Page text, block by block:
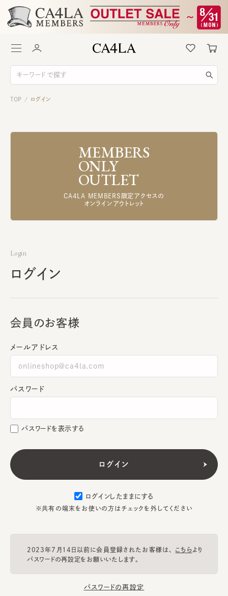
TOP / ログイン
MEMBERS
ONLY
OUTLET
CA4LA MEMBERS限定アクセスの
オンラインアウトレット
Login
ログイン
会員のお客様
メールアドレス
パスワード
パスワードを表示する
ログインしたままにする
※共有の端末をお使いの方はチェックを外してください
2023年7月14日以前に会員登録されたお客様は、 こちらより
パスワードの再設定をお願いいたします。
パスワードの再設定